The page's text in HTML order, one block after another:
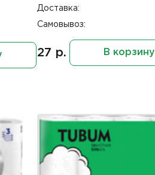
Доставка:
Самовывоз:
27 р. В корзину